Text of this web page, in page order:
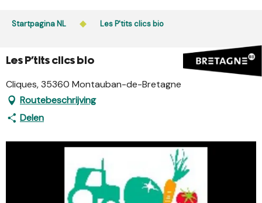
Startpagina NL Les P'tits clics bio
Les P'tits clics bio
Cliques, 35360 Montauban-de-Bretagne
Routebeschrijving
Delen